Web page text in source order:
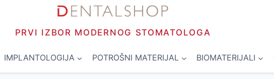
PRVI IZBOR MODERNOG STOMATOLOGA
IMPLANTOLOGIJA POTROŠNI MATERIJAL BIOMATERIJALI